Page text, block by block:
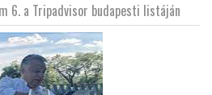
6. a Tripadvisor budapesti listáján